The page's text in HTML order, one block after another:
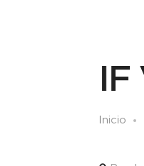
IF
Inicio